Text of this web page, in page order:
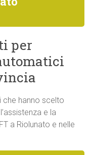
per
hanno scelto
e la
a Riolunato e nelle